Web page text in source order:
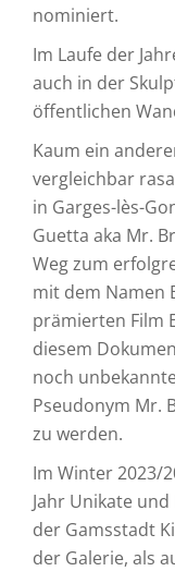
nominiert.
Im Laufe der
auch in der
öffentlichen
Kaum ein
vergleichbar
in Garges-lès-
Guetta aka Mr.
Weg zum
mit dem Namen
prämierten Film
diesem
noch
Pseudonym Mr.
zu werden.
Im Winter 2023/
Jahr Unikate
der Gamsstadt
der Galerie, als